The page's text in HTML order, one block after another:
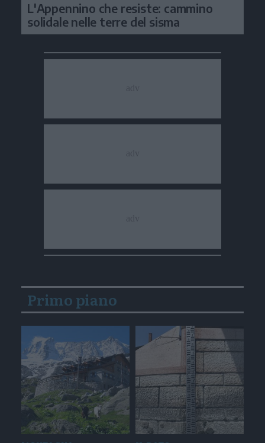
L'Appennino che resiste: cammino
solidale nelle terre del sisma
Primo piano